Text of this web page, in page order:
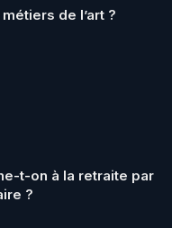
de l’art ?
t-on à la retraite par
?